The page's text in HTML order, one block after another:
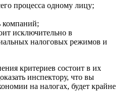
процесса одному лицу;
компаний;
исключительно в
налоговых режимов и
критериев состоит в их
инспектору, что вы
на налогах, будет крайне